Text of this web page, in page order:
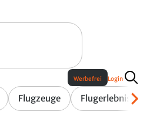
Flugzeuge Flugerlebnis
Werbefrei Login